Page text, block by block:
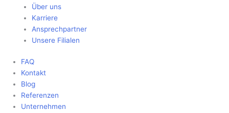
Über uns
Karriere
Ansprechpartner
Unsere Filialen
FAQ
Kontakt
Blog
Referenzen
Unternehmen